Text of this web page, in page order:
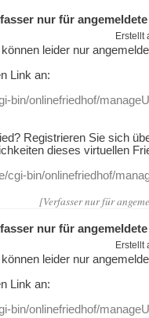
nur für
Erstellt
leider nur
Link an:
bin/onlinefriedhof/
Registrieren Sie sich
dieses virtuellen
cgi-bin/onlinefriedhof/
[Verfasser nur für
nur für
Erstellt
leider nur
Link an:
bin/onlinefriedhof/